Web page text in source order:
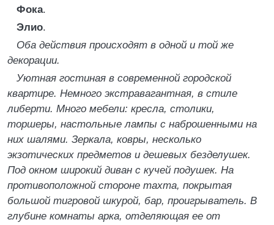
Фока.
Элио.
Оба действия происходят в одной и той же
декорации.
Уютная гостиная в современной городской
квартире. Немного экстравагантная, в стиле
либерти. Много мебели: кресла, столики,
торшеры, настольные лампы с наброшенными на
них шалями. Зеркала, ковры, несколько
экзотических предметов и дешевых безделушек.
Под окном широкий диван с кучей подушек. На
противоположной стороне тахта, покрытая
большой тигровой шкурой, бар, проигрыватель. В
глубине комнаты арка, отделяющая ее от